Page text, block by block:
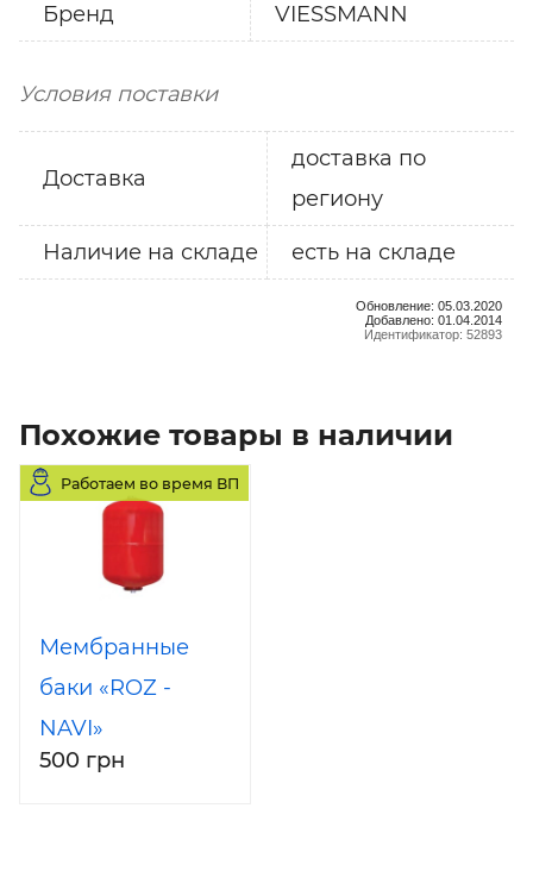
Бренд VIESSMANN
Условия поставки
Доставка
доставка по
региону
Наличие на складе есть на складе
Обновление: 05.03.2020
Добавлено: 01.04.2014
Идентификатор: 52893
Похожие товары в наличии
Работаем во время ВП
Мембранные
баки «ROZ -
NAVI»
500 грн